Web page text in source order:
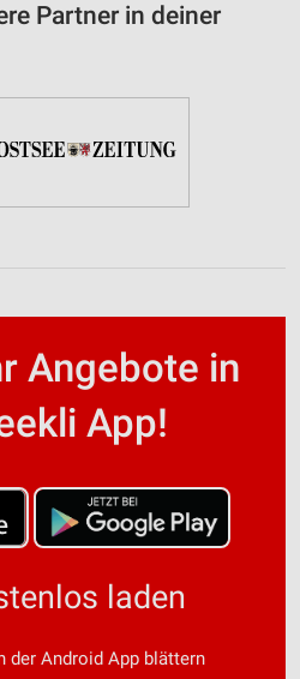
Partner in deiner
Angebote in
App!
laden
Android App blättern